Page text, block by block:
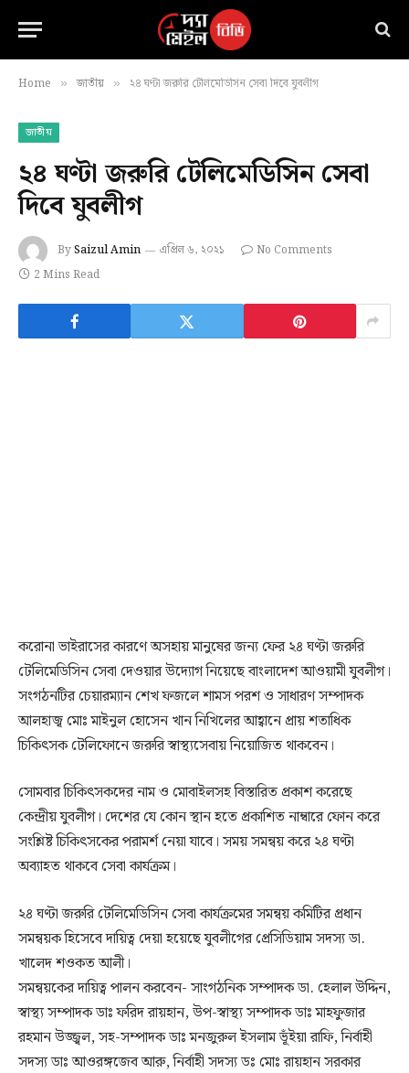
Home » জাতীয় » ২৪ ঘণ্টা জরুরি টেলিমেডিসিন সেবা দিবে যুবলীগ
জাতীয়
২৪ ঘণ্টা জরুরি টেলিমেডিসিন সেবা
দিবে যুবলীগ
BySaizul Amin এপ্রিল ৬, ২০২১
No Comments
2 Mins Read
করোনা ভাইরাসের কারণে অসহায় মানুষের জন্য ফের ২৪ ঘণ্টা জরুরি
টেলিমেডিসিন সেবা দেওয়ার উদ্যোগ নিয়েছে বাংলাদেশ আওয়ামী যুবলীগ।
সংগঠনটির চেয়ারম্যান শেখ ফজলে শামস পরশ ও সাধারণ সম্পাদক
আলহাজ্ব মোঃ মাইনুল হোসেন খান নিখিলের আহ্বানে প্রায় শতাধিক
চিকিৎসক টেলিফোনে জরুরি স্বাস্থ্যসেবায় নিয়োজিত থাকবেন।
সোমবার চিকিৎসকদের নাম ও মোবাইলসহ বিস্তারিত প্রকাশ করেছে
কেন্দ্রীয় যুবলীগ। দেশের যে কোন স্থান হতে প্রকাশিত নাম্বারে ফোন করে
সংশ্লিষ্ট চিকিৎসকের পরামর্শ নেয়া যাবে। সময় সমন্বয় করে ২৪ ঘণ্টা
অব্যাহত থাকবে সেবা কার্যক্রম।
২৪ ঘণ্টা জরুরি টেলিমেডিসিন সেবা কার্যক্রমের সমন্বয় কমিটির প্রধান
সমন্বয়ক হিসেবে দায়িত্ব দেয়া হয়েছে যুবলীগের প্রেসিডিয়াম সদস্য ডা.
খালেদ শওকত আলী।
সমন্বয়কের দায়িত্ব পালন করবেন- সাংগঠনিক সম্পাদক ডা. হেলাল উদ্দিন,
স্বাস্থ্য সম্পাদক ডাঃ ফরিদ রায়হান, উপ-স্বাস্থ্য সম্পাদক ডাঃ মাহফুজার
রহমান উজ্জ্বল, সহ-সম্পাদক ডাঃ মনজুরুল ইসলাম ভূঁইয়া রাফি, নির্বাহী
সদস্য ডাঃ আওরঙ্গজেব আরু, নির্বাহী সদস্য ডঃ মোঃ রায়হান সরকার